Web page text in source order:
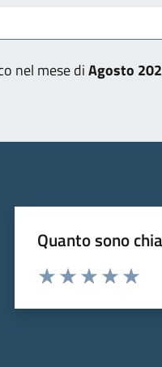
nel mese diAgosto
Quanto sono
Valuta da 1 a 5 stelle la pagina